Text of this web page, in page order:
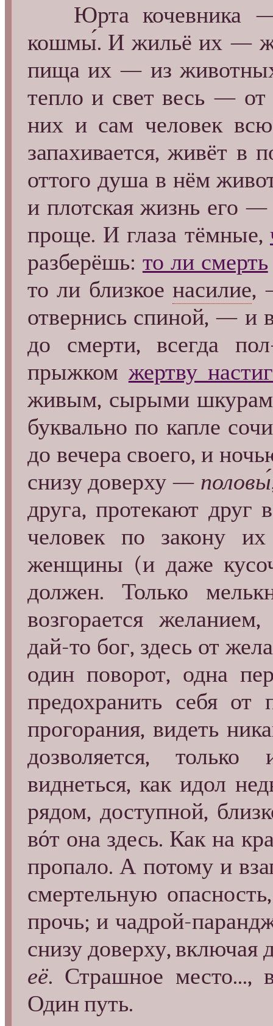
Юрта кочевника
кошмы́. И жильё их —
пища их — из
тепло и свет весь —
них и сам человек всю
запахивается, живёт
оттого душа в нём
и плотская жизнь его —
проще. И глаза тёмные,
разберёшь: то ли смерть
то ли близкоенасилие,
отвернись спиной, — и
до смерти, всегда
прыжкомжертву
живым, сырыми
буквально по капле
до вечера своего, и
снизу доверху — половы́
друга, протекают друг
человек по закону
женщины (и даже
должен. Только
возгорается
дай-то бог, здесь от
один поворот, одна
предохранить себя от
прогорания, видеть
дозволяется,
виднеться, как идол
рядом, доступной,
вóт она здесь. Как на
пропало. А потому и
смертельную
прочь; и чадрой-
снизу доверху,
её. Страшное место...,
Один путь.